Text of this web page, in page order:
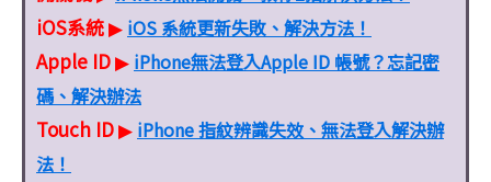
iOS系統▶ iOS 系統更新失敗、解決方法！
Apple ID▶ iPhone無法登入Apple ID 帳號？忘記密
碼、解決辦法
Touch ID▶ iPhone 指紋辨識失效、無法登入解決辦
法！